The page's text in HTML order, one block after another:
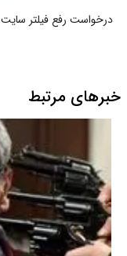
درخواست رفع فیلتر سایت ۳۶۰
خبرهای مرتبط